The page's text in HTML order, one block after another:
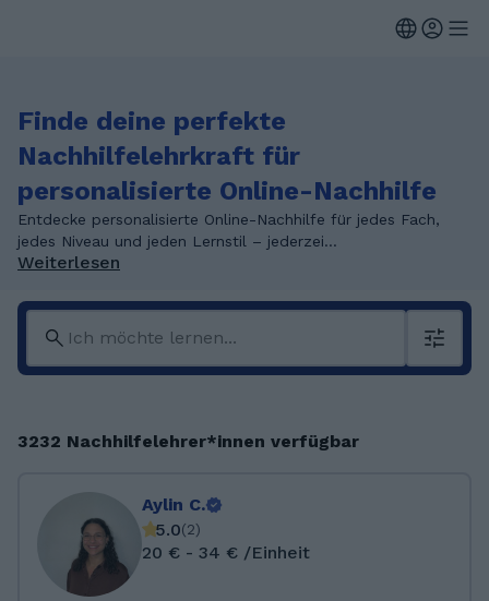
Finde deine perfekte
Nachhilfelehrkraft für
personalisierte Online-Nachhilfe
Entdecke personalisierte Online-Nachhilfe für jedes Fach,
jedes Niveau und jeden Lernstil – jederzei...
Weiterlesen
3232 Nachhilfelehrer*innen verfügbar
Aylin C.
5.0(2)
20 € - 34 € /Einheit